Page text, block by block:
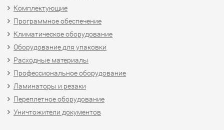
Комплектующие
Программное обеспечение
Климатическое оборудование
Оборудование для упаковки
Расходные материалы
Профессиональное оборудование
Ламинаторы и резаки
Переплетное оборудование
Уничтожители документов